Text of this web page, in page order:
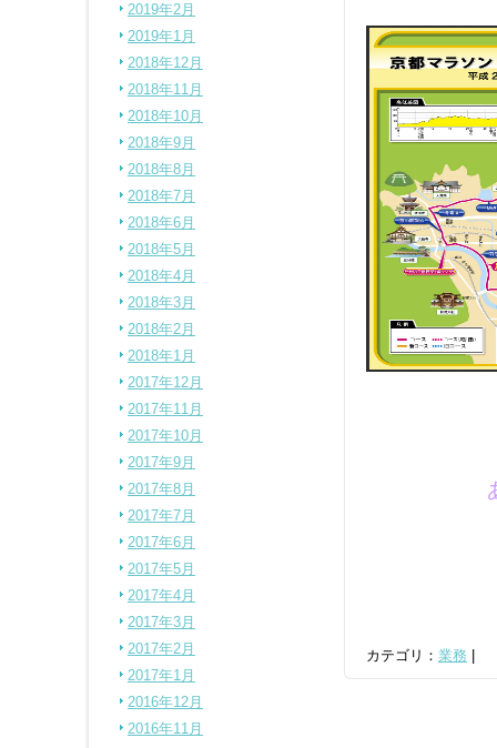
カテゴリ： 業務 |
2019年2月
2019年1月
2018年12月
2018年11月
2018年10月
2018年9月
2018年8月
2018年7月
2018年6月
2018年5月
2018年4月
2018年3月
2018年2月
2018年1月
2017年12月
2017年11月
2017年10月
2017年9月
2017年8月
2017年7月
2017年6月
2017年5月
2017年4月
2017年3月
2017年2月
2017年1月
2016年12月
2016年11月